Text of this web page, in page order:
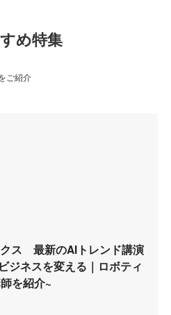
め特集
ご紹介
ス 最新のAIトレンド講演
ジネスを変える｜ロボティ
を紹介~